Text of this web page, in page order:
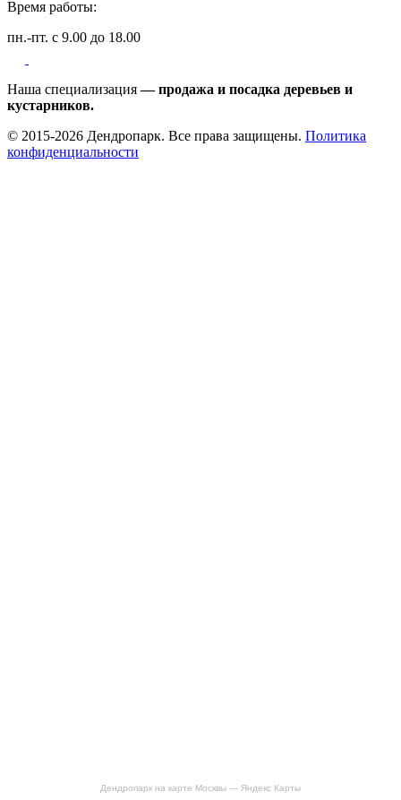
Дендропарк на карте Москвы — Яндекс Карты
Время работы:
пн.-пт. с 9.00 до 18.00
Наша специализация— продажа и посадка деревьев и
кустарников.
© 2015-2026 Дендропарк. Все права защищены. Политика
конфиденциальности